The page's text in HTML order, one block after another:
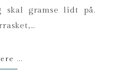
skal gramse lidt på.
...